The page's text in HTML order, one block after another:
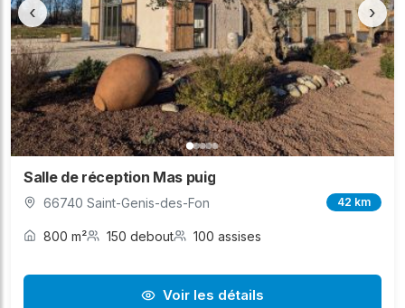
‹ ›
Salle de réception Mas puig
66740 Saint-Genis-des-Fon 42 km
800 m² 150 debout 100 assises
Voir les détails